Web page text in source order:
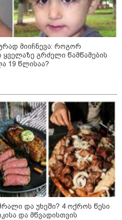
21:38 / 06-08-2026
"ჩვენთვის ეს ეგზოტიკაა, ჩვენს
სტუმრებს ასე ვუხსნით - ბევრი
სანთელი, ეგზოტიკა და
რომანტიკული საღამოები" -
შალვა ალავერდაშვილი
ელექტროენერგიის გათიშვებზე
არის დაკავშირებული ნია
იმნაძის 10 თვის თავზე დაკავება
- რა უნდა თქვას 16 წლის
ბავშვმა, რომელიც 9 თვის
განმავლობაში
წარმოუდგენელი
ფსიქოლოგიური ტერორის ქვეშ
არის" - რას აცხადებს ნია
იმნაძის ადვოკატი?
სიახლე
მიიჩნევა: როგორ
გრძელი წამწამების
19 წლისაა?
და უხეში? 4 ოქროს წესი
და მწვადისთვის